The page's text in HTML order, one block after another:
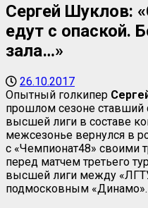
Сергей Шуклов:
едут с опаской.
зала…»
26.10.2017
Опытный голкипер
прошлом сезоне
высшей лиги в составе
межсезонье вернулся в
с «Чемпионат48»
перед матчем третьего
высшей лиги между
подмосковным «Динамо».